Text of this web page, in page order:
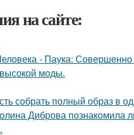
на сайте:
- Паука:
моды.
собрать полный образ в
Диброва познакомила